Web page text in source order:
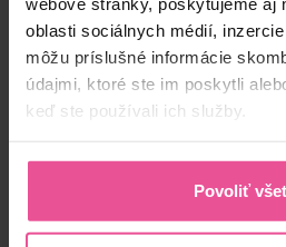
oblasti sociálnych médií,
môžu príslušné informácie
údajmi, ktoré ste im poskytli
keď ste používali ich služby.
Povoliť